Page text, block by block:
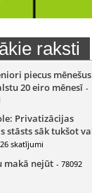
raksti
piecus mēnešus
20 eiro mēnesī -
Privatizācijas
stāsts sāk tukšot
skatījumi
makā nejūt - 78092